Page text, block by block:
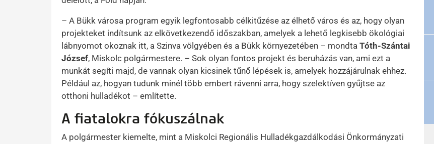
– A Bükk városa program egyik legfontosabb célkitűzése az élhető város és az, hogy olyan
projekteket indítsunk az elkövetkezendő időszakban, amelyek a lehető legkisebb ökológiai
lábnyomot okoznak itt, a Szinva völgyében és a Bükk környezetében – mondta Tóth-Szántai
József, Miskolc polgármestere. – Sok olyan fontos projekt és beruházás van, ami ezt a
munkát segíti majd, de vannak olyan kicsinek tűnő lépések is, amelyek hozzájárulnak ehhez.
Például az, hogyan tudunk minél több embert rávenni arra, hogy szelektíven gyűjtse az
otthoni hulladékot – említette.
A fiatalokra fókuszálnak
A polgármester kiemelte, mint a Miskolci Regionális Hulladékgazdálkodási Önkormányzati